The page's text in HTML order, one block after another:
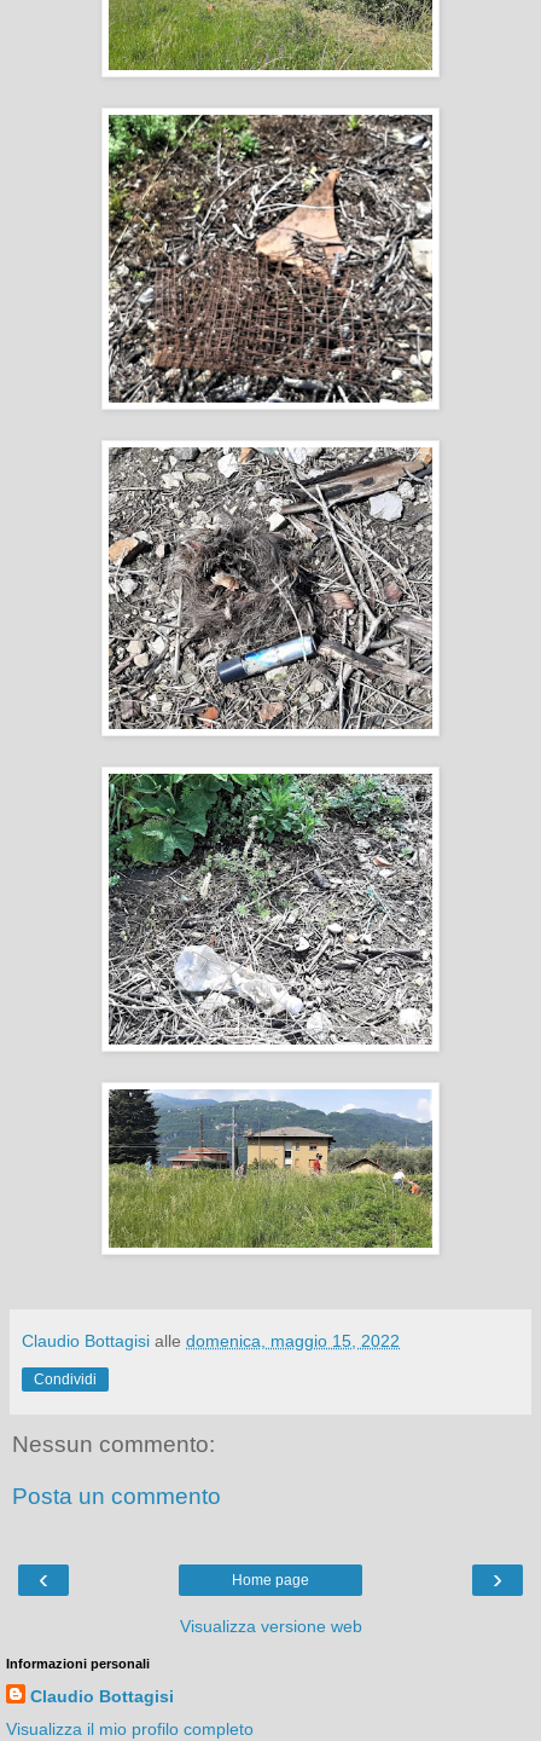
Claudio Bottagisi alle domenica, maggio 15, 2022
Condividi
Nessun commento:
Posta un commento
‹ ›
Home page
Visualizza versione web
Informazioni personali
Claudio Bottagisi
Visualizza il mio profilo completo